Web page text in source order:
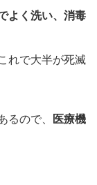
よく洗い、消毒
れで大半が死滅
るので、
医療機